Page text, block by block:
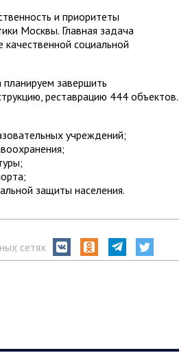
и приоритеты
Москвы. Главная задача
социальной
завершить
реставрацию 444 объектов.
учреждений;
защиты населения.
сетях